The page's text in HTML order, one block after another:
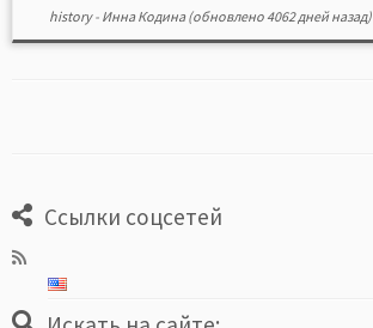
history- Инна Кодина(обновлено 4062 дней назад)
Ссылки соцсетей